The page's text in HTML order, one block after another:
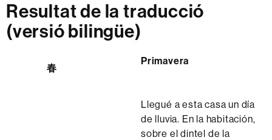
Resultat de la traducció
(versió bilingüe)
春
Primavera
Llegué a esta casa un día
de lluvia. En la habitación,
sobre el dintel de la